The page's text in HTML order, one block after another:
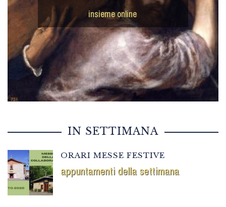
insieme online
IN SETTIMANA
ORARI MESSE FESTIVE
appuntamenti della settimana